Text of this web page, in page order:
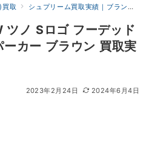
取 シュプリーム買取実績｜ブランド専門店LIFE
ツノ Sロゴ フーデッド
カー ブラウン 買取実
2023年2月24日 2024年6月4日